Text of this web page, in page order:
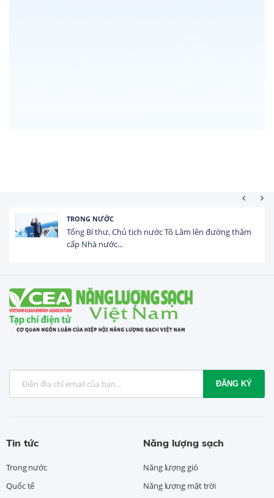
TRONG NƯỚC
Tổng Bí thư, Chủ tịch nước Tô Lâm lên đường thăm
cấp Nhà nước...
ĐĂNG KÝ
Tin tức
Trong nước
Quốc tế
Năng lượng sạch
Năng lượng gió
Năng lượng mặt trời